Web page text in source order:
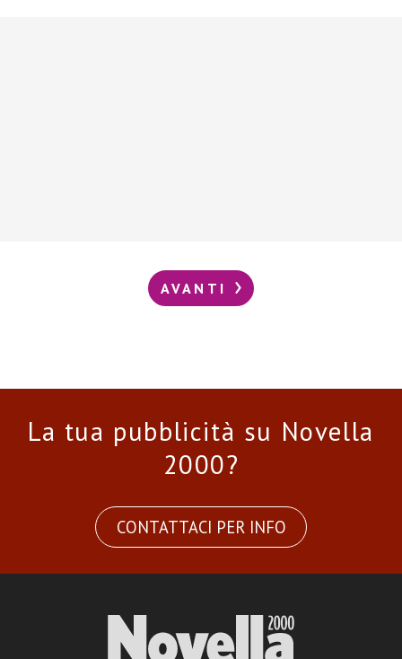
AVANTI
La tua pubblicità su Novella
2000?
CONTATTACI PER INFO